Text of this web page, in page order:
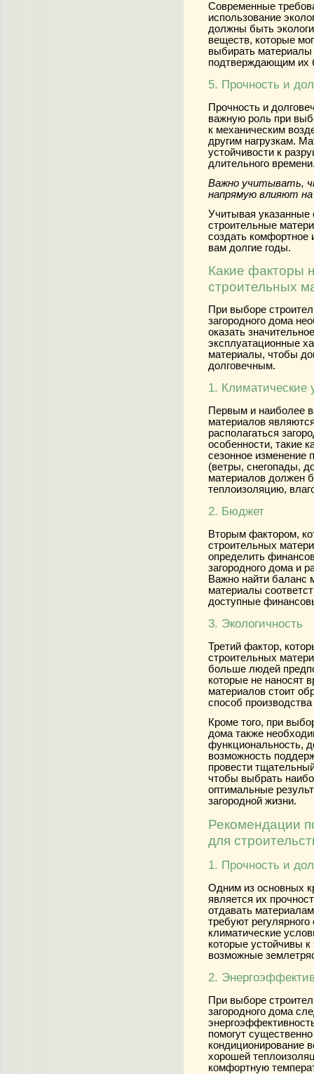
Современные
использование
должны быть
веществ, которые
выбирать
подтверждающим их
5. Прочность и
Прочность и
важную роль при
к механическим
другим нагрузкам.
устойчивости к
длительного
Важно учитывать,
напрямую влияют
Учитывая
строительные
создать комфортное
вам долгие годы.
Какие факторы
строительных
При выборе
загородного дома
оказать
эксплуатационные
материалы, чтобы
долговечным.
1. Климатические
Первым и наиболее
материалов
располагаться
особенности, такие
сезонное изменение
(ветры, снегопады,
материалов должен
теплоизоляцию,
2. Бюджет
Вторым фактором,
строительных
определить
загородного дома и
Важно найти баланс
материалы
доступные
3. Экологичность
Третий фактор,
строительных
больше людей
которые не наносят
материалов стоит
способ
Кроме того, при
дома также
функциональность,
возможность
провести
чтобы выбрать
оптимальные
загородной жизни.
Рекомендации
для
1. Прочность и
Одним из основных
является их
отдавать
требуют
климатические
которые устойчивы
возможные
2.
При выборе
загородного дома
помогут
кондиционирование
хорошей
комфортную